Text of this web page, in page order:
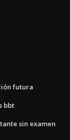
futura
bbt
sin examen